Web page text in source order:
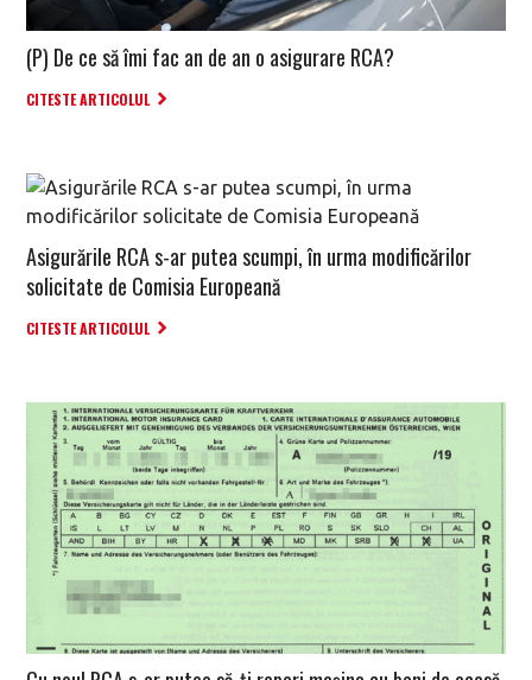
(P) De ce să îmi fac an de an o asigurare RCA?
CITESTE ARTICOLUL
Asigurările RCA s-ar putea scumpi, în urma modificărilor
solicitate de Comisia Europeană
CITESTE ARTICOLUL